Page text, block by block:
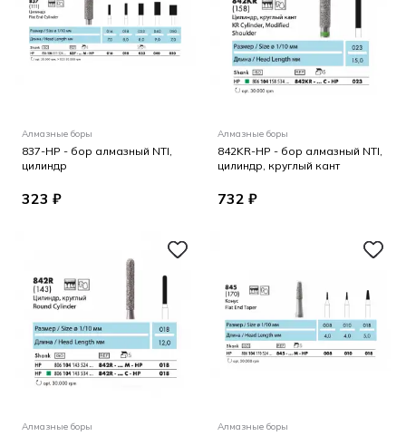
Алмазные боры
837-HP - бор алмазный NTI,
цилиндр
323 ₽
Алмазные боры
842KR-HP - бор алмазный NTI,
цилиндр, круглый кант
732 ₽
Алмазные боры Алмазные боры